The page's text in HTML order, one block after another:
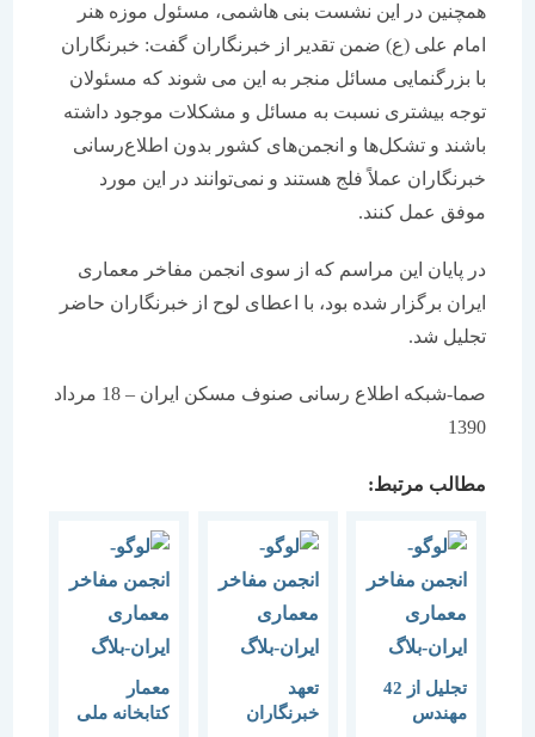
همچنین در این نشست بنی هاشمی، مسئول موزه هنر
امام علی (ع) ضمن تقدیر از خبرنگاران گفت: خبرنگاران
با بزرگنمایی مسائل منجر به این می شوند كه مسئولان
توجه بیشتری نسبت به مسائل و مشكلات موجود داشته
باشند و تشكل‌ها و انجمن‌های كشور بدون اطلاع‌رسانی
خبرنگاران عملاً فلج‌ هستند و نمی‌توانند در این مورد
موفق عمل كنند.
در پایان این مراسم كه از سوی انجمن مفاخر معماری
ایران برگزار شده بود، با اعطای لوح از خبرنگاران حاضر
تجلیل شد.
صما-شبكه اطلاع رسانی صنوف مسكن ایران – 18 مرداد
مطالب مرتبط:
تجلیل از 42
مهندس
خبرنگاران
کتابخانه ملی